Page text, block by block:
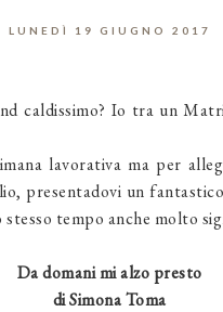
LUNEDÌ 19 GIUGNO 2017
caldissimo? Io tra un
lavorativa ma per
presentadovi un
tempo anche molto
Da domani mi alzo presto
di Simona Toma